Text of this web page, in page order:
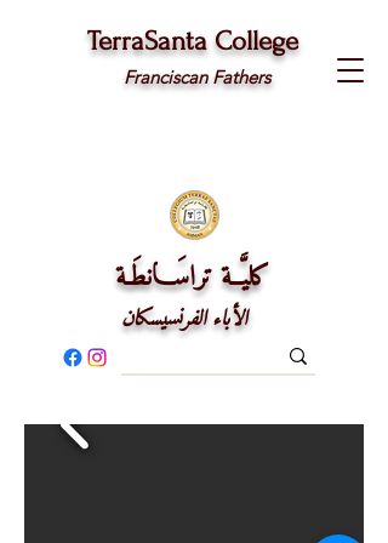
كليَّــة تراسَـــانطَـة
الأباء الفرنسيسكان
TerraSanta College
Franciscan Fathers